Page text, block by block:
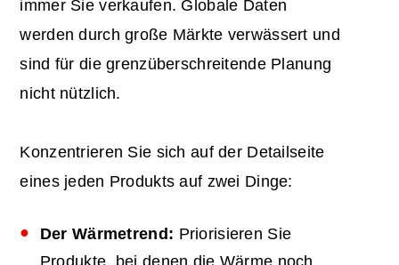
immer Sie verkaufen. Globale Daten
werden durch große Märkte verwässert und
sind für die grenzüberschreitende Planung
nicht nützlich.
Konzentrieren Sie sich auf der Detailseite
eines jeden Produkts auf zwei Dinge:
Der Wärmetrend: Priorisieren Sie
Produkte, bei denen die Wärme noch